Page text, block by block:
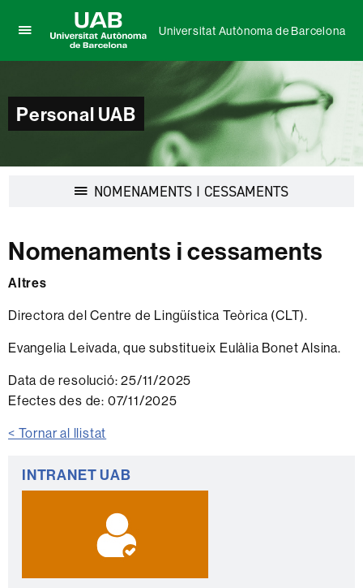
per
el
menú
de
Barcelona
Barcelona
Universitat Autònoma de Barcelona
Personal UAB
NOMENAMENTS I CESSAMENTS
Nomenaments i cessaments
Altres
Directora del Centre de Lingüística Teòrica (CLT).
Evangelia Leivada, que substitueix Eulàlia Bonet Alsina.
Data de resolució:25/11/2025
Efectes des de: 07/11/2025
< Tornar al llistat
Informació
complementària
INTRANET UAB